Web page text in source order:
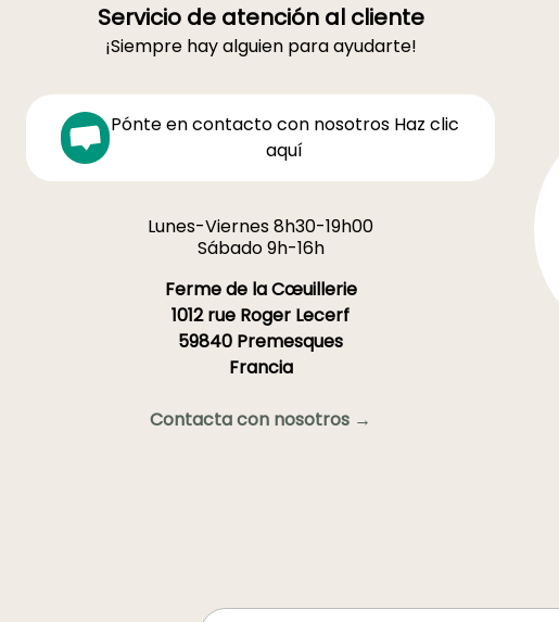
Servicio de atención al cliente
¡Siempre hay alguien para ayudarte!
Pónte en contacto con nosotros Haz clic
aquí
Lunes-Viernes 8h30-19h00
Sábado 9h-16h
Ferme de la Cœuillerie
1012 rue Roger Lecerf
59840 Premesques
Francia
Contacta con nosotros →